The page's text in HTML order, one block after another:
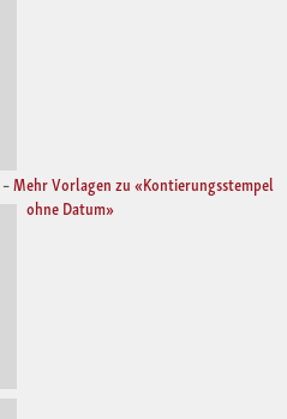
–Mehr Vorlagen zu «Kontierungsstempel
ohne Datum»